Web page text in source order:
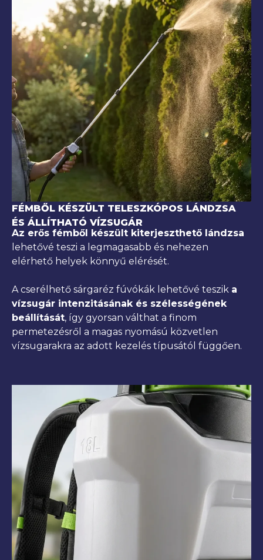
FÉMBŐL KÉSZÜLT TELESZKÓPOS LÁNDZSA
ÉS ÁLLÍTHATÓ VÍZSUGÁR
Az erős fémből készült kiterjeszthető lándzsa
lehetővé teszi a legmagasabb és nehezen
elérhető helyek könnyű elérését.
A cserélhető sárgaréz fúvókák lehetővé teszik a
vízsugár intenzitásának és szélességének
beállítását, így gyorsan válthat a finom
permetezésről a magas nyomású közvetlen
vízsugarakra az adott kezelés típusától függően.